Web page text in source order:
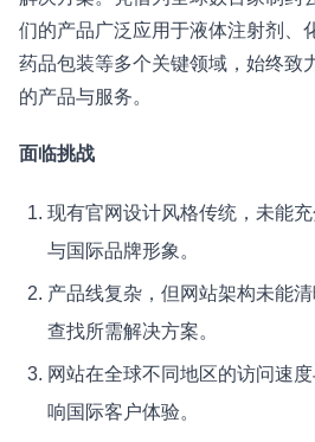
们的产品广泛应用于液体注射剂、
药品包装等多个关键领域，始终致
的产品与服务。
面临挑战
现有官网设计风格传统，未能
与国际品牌形象。
产品线复杂，但网站架构未能
查找所需解决方案。
网站在全球不同地区的访问速
响国际客户体验。